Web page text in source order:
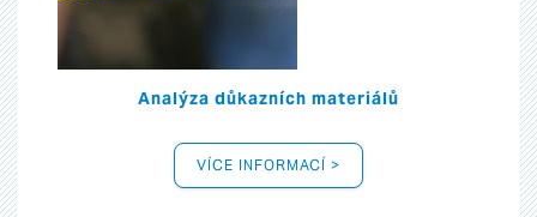
Analýza důkazních materiálů
VÍCE INFORMACÍ >